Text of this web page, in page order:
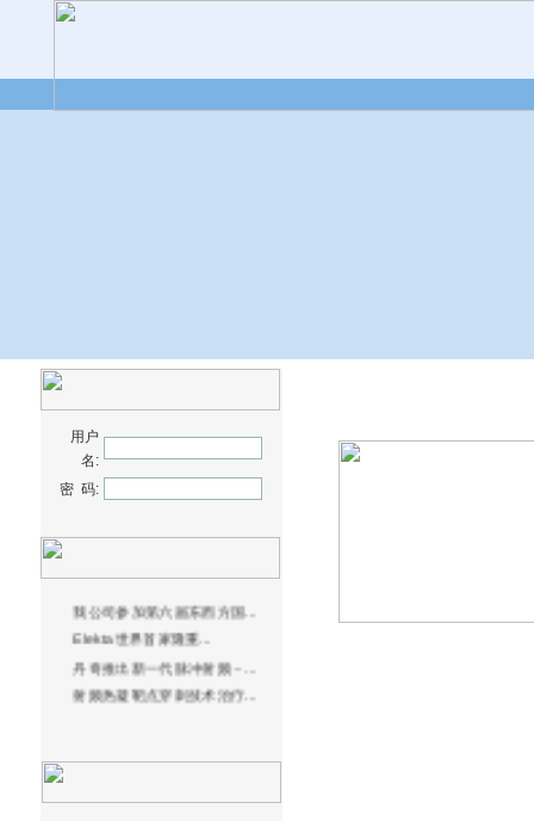
用户
名:
密 码:
我公司参加第六届东西方国...
Elekta世界首家隆重...
丹奇推出新一代脉冲射频－...
射频热凝靶点穿刺技术治疗...